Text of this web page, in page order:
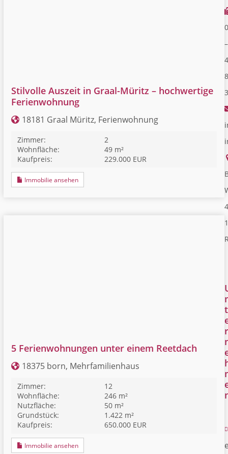
Stilvolle Auszeit in Graal-Müritz – hochwertige
Ferienwohnung
18181 Graal Müritz, Ferienwohnung
Zimmer:
2
Wohnfläche:
49 m²
Kaufpreis:
229.000 EUR
Immobilie ansehen
5 Ferienwohnungen unter einem Reetdach
18375 born, Mehrfamilienhaus
Zimmer:
12
Wohnfläche:
246 m²
Nutzfläche:
50 m²
Grundstück:
1.422 m²
Kaufpreis:
650.000 EUR
Immobilie ansehen
–
t
r